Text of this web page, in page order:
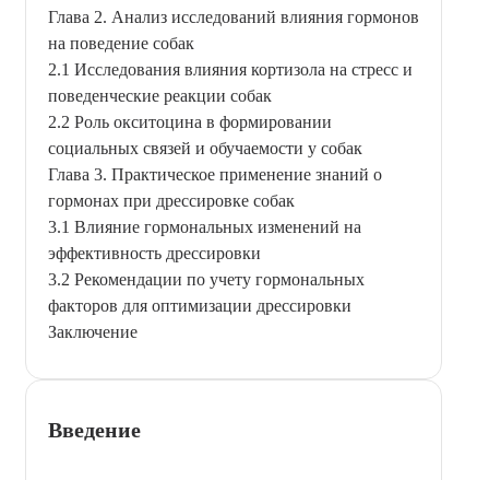
Глава 2. Анализ исследований влияния гормонов
на поведение собак
2.1 Исследования влияния кортизола на стресс и
поведенческие реакции собак
2.2 Роль окситоцина в формировании
социальных связей и обучаемости у собак
Глава 3. Практическое применение знаний о
гормонах при дрессировке собак
3.1 Влияние гормональных изменений на
эффективность дрессировки
3.2 Рекомендации по учету гормональных
факторов для оптимизации дрессировки
Заключение
Введение